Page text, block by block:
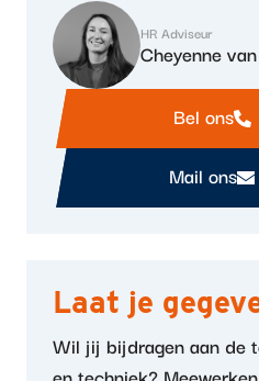
Cheyenne
HR Adviseur
Bel ons
Mail ons
Laat je
Wil jij bijdragen aan de